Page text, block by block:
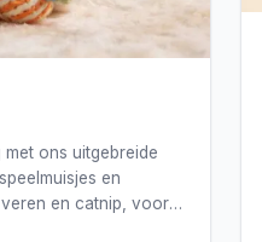
ons uitgebreide
en
en catnip, voor